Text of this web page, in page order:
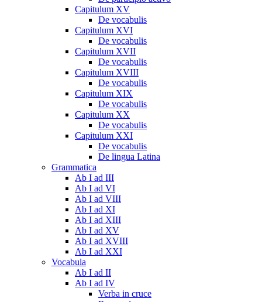
Capitulum XV
De vocabulis
Capitulum XVI
De vocabulis
Capitulum XVII
De vocabulis
Capitulum XVIII
De vocabulis
Capitulum XIX
De vocabulis
Capitulum XX
De vocabulis
Capitulum XXI
De vocabulis
De lingua Latina
Grammatica
Ab I ad III
Ab I ad VI
Ab I ad VIII
Ab I ad XI
Ab I ad XIII
Ab I ad XV
Ab I ad XVIII
Ab I ad XXI
Vocabula
Ab I ad II
Ab I ad IV
Verba in cruce